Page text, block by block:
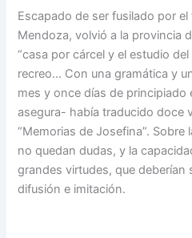
Escapado de ser fusilado por
Mendoza, volvió a la provincia
“casa por cárcel y el estudio
recreo… Con una gramática y
mes y once días de principiado
asegura- había traducido doce
“Memorias de Josefina”. Sobre
no quedan dudas, y la
grandes virtudes, que deberían
difusión e imitación.